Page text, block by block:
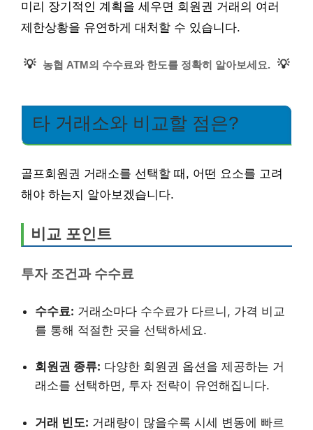
미리 장기적인 계획을 세우면 회원권 거래의 여러
제한상황을 유연하게 대처할 수 있습니다.
💡 농협 ATM의 수수료와 한도를 정확히 알아보세요. 💡
타 거래소와 비교할 점은?
골프회원권 거래소를 선택할 때, 어떤 요소를 고려
해야 하는지 알아보겠습니다.
비교 포인트
투자 조건과 수수료
수수료: 거래소마다 수수료가 다르니, 가격 비교
를 통해 적절한 곳을 선택하세요.
회원권 종류: 다양한 회원권 옵션을 제공하는 거
래소를 선택하면, 투자 전략이 유연해집니다.
거래 빈도: 거래량이 많을수록 시세 변동에 빠르